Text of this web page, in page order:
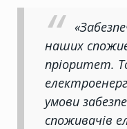
наших
пріоритет.
умови
споживачів